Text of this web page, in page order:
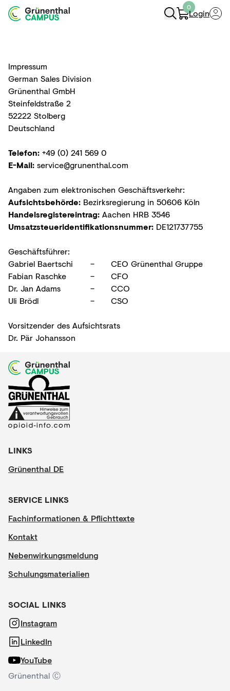
0
Login
Impressum
German Sales Division
Grünenthal GmbH
Steinfeldstraße 2
52222 Stolberg
Deutschland
Telefon: +49 (0) 241 569 0
E-Mail: service@grunenthal.com
Angaben zum elektronischen Geschäftsverkehr:
Aufsichtsbehörde: Bezirksregierung in 50606 Köln
Handelsregistereintrag: Aachen HRB 3546
Umsatzsteueridentifikationsnummer: DE121737755
Geschäftsführer:
Gabriel Baertschi
–
CEO Grünenthal Gruppe
Fabian Raschke
–
CFO
Dr. Jan Adams
–
CCO
Uli Brödl
– CSO
Vorsitzender des Aufsichtsrats
Dr. Pär Johansson
LINKS
Grünenthal DE
SERVICE LINKS
Fachinformationen & Pflichttexte
Kontakt
Nebenwirkungsmeldung
Schulungsmaterialien
SOCIAL LINKS
Instagram
LinkedIn
YouTube
Grünenthal Ⓒ